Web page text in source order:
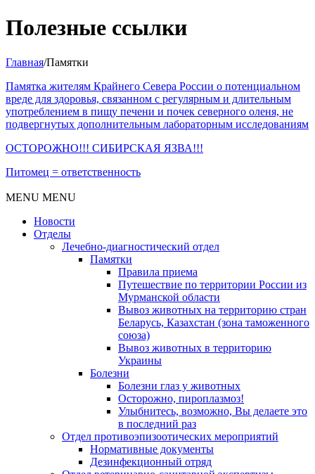
Полезные ссылки
Главная/Памятки
Памятка жителям Крайнего Севера России о потенциальном
вреде для здоровья, связанном с регулярным и длительным
употреблением в пищу печени и почек северного оленя, не
подвергнутых дополнительным лабораторным исследованиям
ОСТОРОЖНО!!! СИБИРСКАЯ ЯЗВА!!!
Питомец = ответственность
MENU MENU
Новости
Отделы
Лечебно-диагностический отдел
Памятки
Правила приема
Путешествие по территории России из
Мурманской области
Вывоз животных на территорию стран
Беларусь, Казахстан (зона таможенного
союза)
Вывоз животных в территорию
Украины
Болезни
Болезни глаз у животных
Осторожно, пироплазмоз!
Улыбнитесь, возможно, Вы делаете это
в последний раз
Отдел противоэпизоотических мероприятий
Нормативные документы
Дезинфекционный отряд